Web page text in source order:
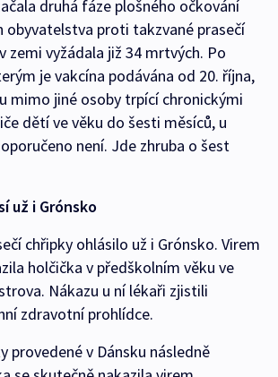
druhá fáze plošného očkování
obyvatelstva proti takzvané prasečí
zemi vyžádala již 34 mrtvých. Po
je vakcína podávána od 20. října,
mimo jiné osoby trpící chronickými
dětí ve věku do šesti měsíců, u
není. Jde zhruba o šest
už i Grónsko
chřipky ohlásilo už i Grónsko. Virem
holčička v předškolním věku ve
Nákazu u ní lékaři zjistili
zdravotní prohlídce.
provedené v Dánsku následně